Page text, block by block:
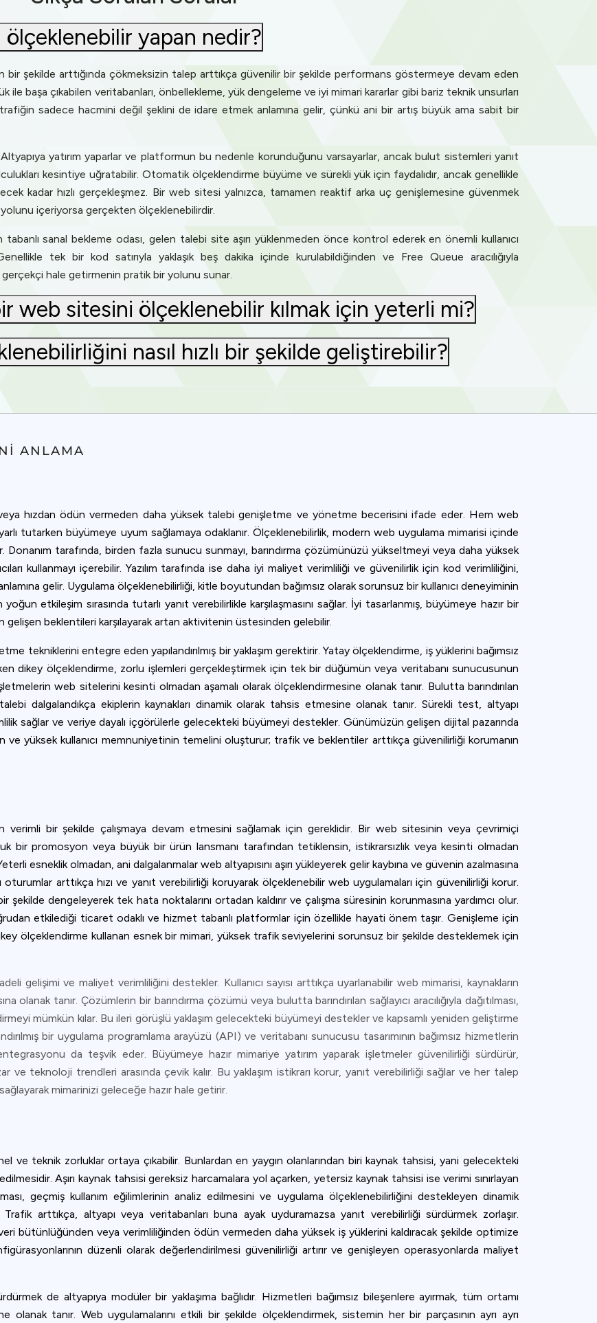
yapan nedir?
şekilde arttığında çökmeksizin talep arttıkça güvenilir bir şekilde performans göstermeye devam eden
ile başa çıkabilen veritabanları, önbellekleme, yük dengeleme ve iyi mimari kararlar gibi bariz teknik unsurları
sadece hacmini değil şeklini de idare etmek anlamına gelir, çünkü ani bir artış büyük ama sabit bir
yatırım yaparlar ve platformun bu nedenle korunduğunu varsayarlar, ancak bulut sistemleri yanıt
kesintiye uğratabilir. Otomatik ölçeklendirme büyüme ve sürekli yük için faydalıdır, ancak genellikle
kadar hızlı gerçekleşmez. Bir web sitesi yalnızca, tamamen reaktif arka uç genişlemesine güvenmek
içeriyorsa gerçekten ölçeklenebilirdir.
tabanlı sanal bekleme odası, gelen talebi site aşırı yüklenmeden önce kontrol ederek en önemli kullanıcı
tek bir kod satırıyla yaklaşık beş dakika içinde kurulabildiğinden ve Free Queue aracılığıyla
hale getirmenin pratik bir yolunu sunar.
web sitesini ölçeklenebilir kılmak için yeterli mi?
nasıl hızlı bir şekilde geliştirebilir?
ANLAMA
hızdan ödün vermeden daha yüksek talebi genişletme ve yönetme becerisini ifade eder. Hem web
tutarken büyümeye uyum sağlamaya odaklanır. Ölçeklenebilirlik, modern web uygulama mimarisi içinde
Donanım tarafında, birden fazla sunucu sunmayı, barındırma çözümünüzü yükseltmeyi veya daha yüksek
kullanmayı içerebilir. Yazılım tarafında ise daha iyi maliyet verimliliği ve güvenilirlik için kod verimliliğini,
gelir. Uygulama ölçeklenebilirliği, kitle boyutundan bağımsız olarak sorunsuz bir kullanıcı deneyiminin
etkileşim sırasında tutarlı yanıt verebilirlikle karşılaşmasını sağlar. İyi tasarlanmış, büyümeye hazır bir
beklentileri karşılayarak artan aktivitenin üstesinden gelebilir.
tekniklerini entegre eden yapılandırılmış bir yaklaşım gerektirir. Yatay ölçeklendirme, iş yüklerini bağımsız
dikey ölçeklendirme, zorlu işlemleri gerçekleştirmek için tek bir düğümün veya veritabanı sunucusunun
web sitelerini kesinti olmadan aşamalı olarak ölçeklendirmesine olanak tanır. Bulutta barındırılan
talebi dalgalandıkça ekiplerin kaynakları dinamik olarak tahsis etmesine olanak tanır. Sürekli test, altyapı
sağlar ve veriye dayalı içgörülerle gelecekteki büyümeyi destekler. Günümüzün gelişen dijital pazarında
ve yüksek kullanıcı memnuniyetinin temelini oluşturur; trafik ve beklentiler arttıkça güvenilirliği korumanın
verimli bir şekilde çalışmaya devam etmesini sağlamak için gereklidir. Bir web sitesinin veya çevrimiçi
bir promosyon veya büyük bir ürün lansmanı tarafından tetiklensin, istikrarsızlık veya kesinti olmadan
esneklik olmadan, ani dalgalanmalar web altyapısını aşırı yükleyerek gelir kaybına ve güvenin azalmasına
arttıkça hızı ve yanıt verebilirliği koruyarak ölçeklenebilir web uygulamaları için güvenilirliği korur.
şekilde dengeleyerek tek hata noktalarını ortadan kaldırır ve çalışma süresinin korunmasına yardımcı olur.
etkilediği ticaret odaklı ve hizmet tabanlı platformlar için özellikle hayati önem taşır. Genişleme için
ölçeklendirme kullanan esnek bir mimari, yüksek trafik seviyelerini sorunsuz bir şekilde desteklemek için
gelişimi ve maliyet verimliliğini destekler. Kullanıcı sayısı arttıkça uyarlanabilir web mimarisi, kaynakların
tanır. Çözümlerin bir barındırma çözümü veya bulutta barındırılan sağlayıcı aracılığıyla dağıtılması,
mümkün kılar. Bu ileri görüşlü yaklaşım gelecekteki büyümeyi destekler ve kapsamlı yeniden geliştirme
bir uygulama programlama arayüzü (API) ve veritabanı sunucusu tasarımının bağımsız hizmetlerin
da teşvik eder. Büyümeye hazır mimariye yatırım yaparak işletmeler güvenilirliği sürdürür,
ve teknoloji trendleri arasında çevik kalır. Bu yaklaşım istikrarı korur, yanıt verebilirliği sağlar ve her talep
mimarinizi geleceğe hazır hale getirir.
ve teknik zorluklar ortaya çıkabilir. Bunlardan en yaygın olanlarından biri kaynak tahsisi, yani gelecekteki
Aşırı kaynak tahsisi gereksiz harcamalara yol açarken, yetersiz kaynak tahsisi ise verimi sınırlayan
geçmiş kullanım eğilimlerinin analiz edilmesini ve uygulama ölçeklenebilirliğini destekleyen dinamik
Trafik arttıkça, altyapı veya veritabanları buna ayak uyduramazsa yanıt verebilirliği sürdürmek zorlaşır.
bütünlüğünden veya verimliliğinden ödün vermeden daha yüksek iş yüklerini kaldıracak şekilde optimize
düzenli olarak değerlendirilmesi güvenilirliği artırır ve genişleyen operasyonlarda maliyet
de altyapıya modüler bir yaklaşıma bağlıdır. Hizmetleri bağımsız bileşenlere ayırmak, tüm ortamı
tanır. Web uygulamalarını etkili bir şekilde ölçeklendirmek, sistemin her bir parçasının ayrı ayrı